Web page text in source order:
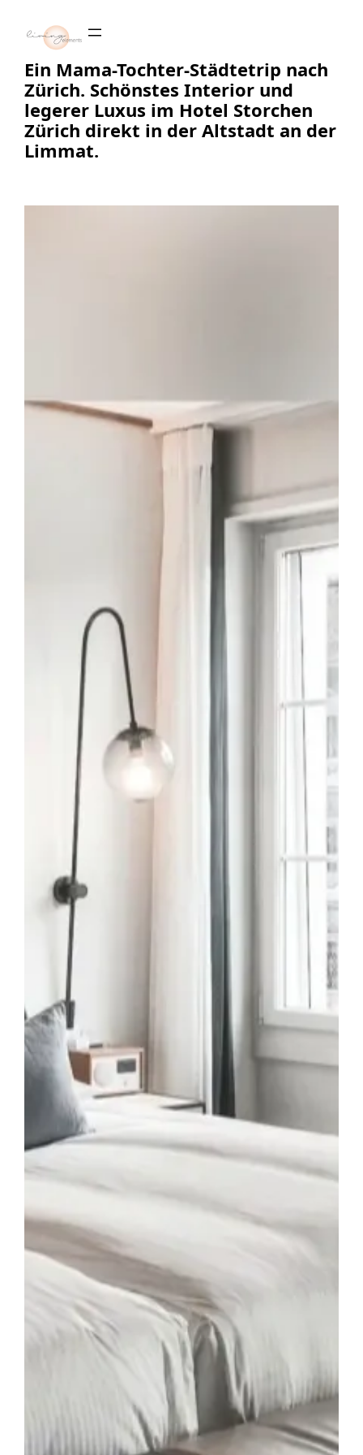
Inhalt
springen
Ein Mama-Tochter-Städtetrip nach
Zürich. Schönstes Interior und
legerer Luxus im Hotel Storchen
Zürich direkt in der Altstadt an der
Limmat.